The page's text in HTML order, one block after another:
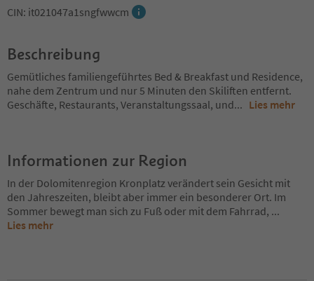
CIN: it021047a1sngfwwcm
Beschreibung
Gemütliches familiengeführtes Bed & Breakfast und Residence,
nahe dem Zentrum und nur 5 Minuten den Skiliften entfernt.
Geschäfte, Restaurants, Veranstaltungssaal, und... Lies mehr
Informationen zur Region
In der Dolomitenregion Kronplatz verändert sein Gesicht mit
den Jahreszeiten, bleibt aber immer ein besonderer Ort. Im
Sommer bewegt man sich zu Fuß oder mit dem Fahrrad, ...
Lies mehr